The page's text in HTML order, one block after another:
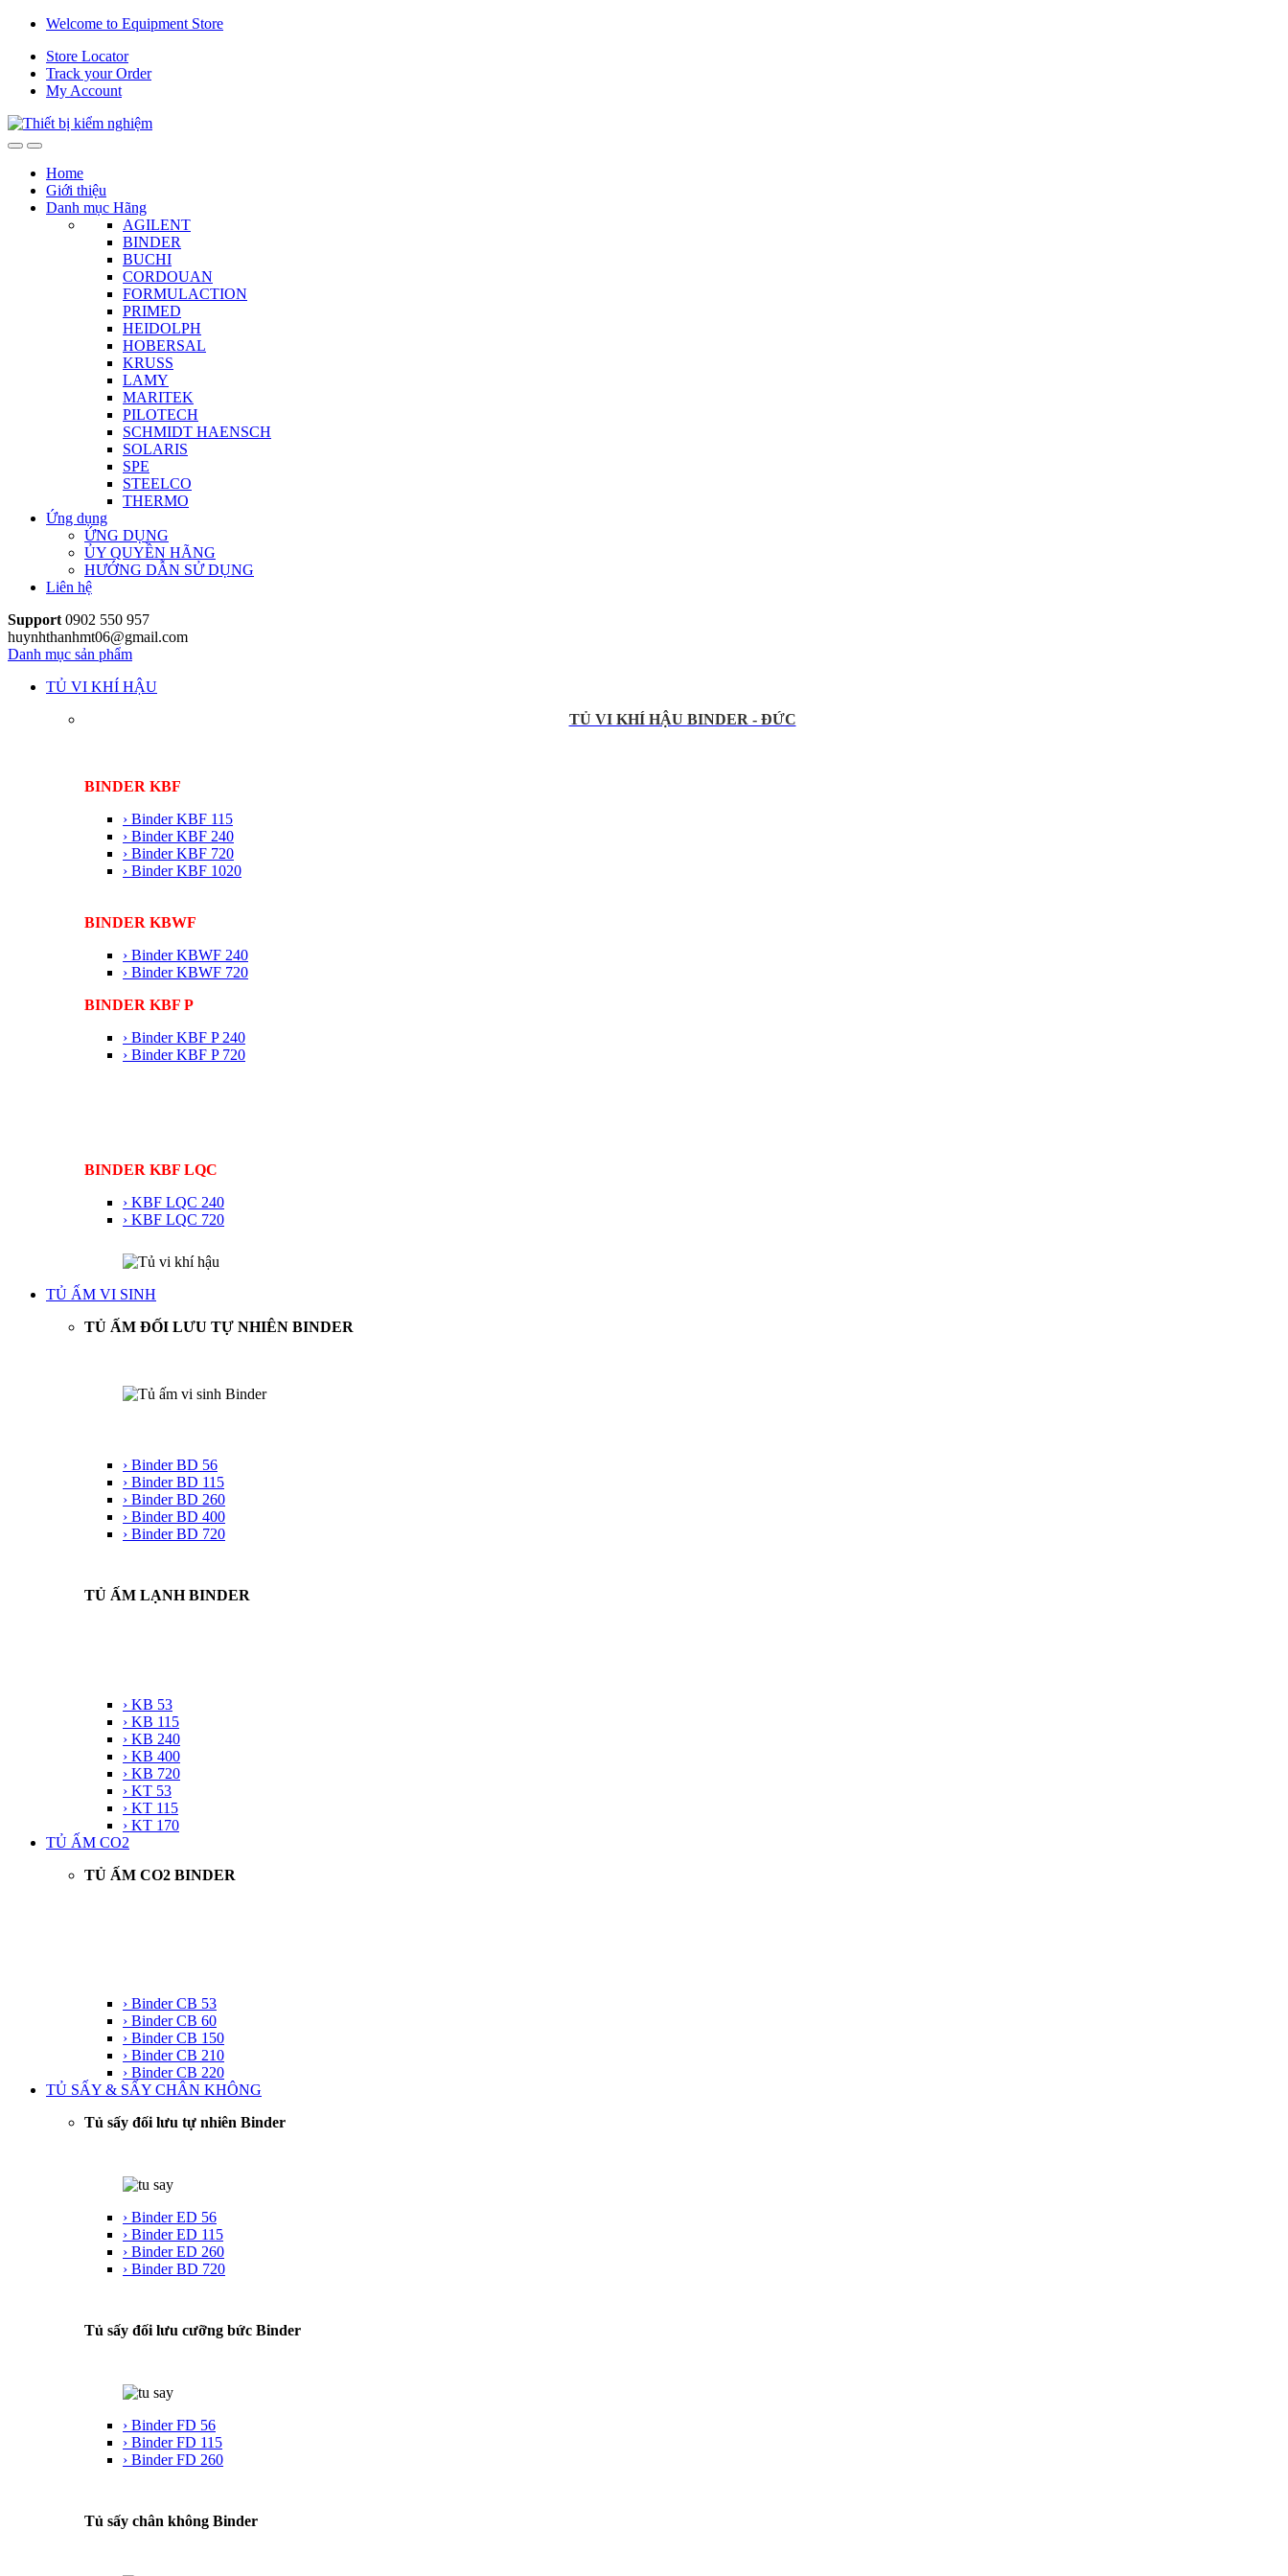
Skip
navigation
Skip
content
Welcome to Equipment Store
Store Locator
Track your Order
My Account
Home
Giới thiệu
Danh mục Hãng
AGILENT
BINDER
BUCHI
CORDOUAN
FORMULACTION
PRIMED
HEIDOLPH
HOBERSAL
KRUSS
LAMY
MARITEK
PILOTECH
SCHMIDT HAENSCH
SOLARIS
SPE
STEELCO
THERMO
Ứng dụng
ỨNG DỤNG
ỦY QUYỀN HÃNG
HƯỚNG DẪN SỬ DỤNG
Liên hệ
Support 0902 550 957
huynhthanhmt06@gmail.com
Danh mục sản phẩm
TỦ VI KHÍ HẬU
TỦ VI KHÍ HẬU BINDER - ĐỨC
BINDER KBF
› Binder KBF 115
› Binder KBF 240
› Binder KBF 720
› Binder KBF 1020
BINDER KBWF
› Binder KBWF 240
› Binder KBWF 720
BINDER KBF P
› Binder KBF P 240
› Binder KBF P 720
BINDER KBF LQC
› KBF LQC 240
› KBF LQC 720
TỦ ẤM VI SINH
TỦ ẤM ĐỐI LƯU TỰ NHIÊN BINDER
› Binder BD 56
› Binder BD 115
› Binder BD 260
› Binder BD 400
› Binder BD 720
TỦ ẤM LẠNH BINDER
› KB 53
› KB 115
› KB 240
› KB 400
› KB 720
› KT 53
› KT 115
› KT 170
TỦ ẤM CO2
TỦ ẤM CO2 BINDER
› Binder CB 53
› Binder CB 60
› Binder CB 150
› Binder CB 210
› Binder CB 220
TỦ SẤY & SẤY CHÂN KHÔNG
Tủ sấy đối lưu tự nhiên Binder
› Binder ED 56
› Binder ED 115
› Binder ED 260
› Binder BD 720
Tủ sấy đối lưu cưỡng bức Binder
› Binder FD 56
› Binder FD 115
› Binder FD 260
Tủ sấy chân không Binder